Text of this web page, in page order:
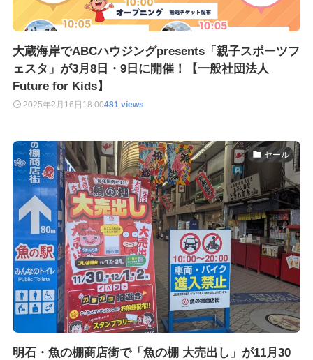
大蔵海岸でABCハウジングpresents「親子スポーツフ
ェスタ」が3月8日・9日に開催！【一般社団法人
Future for Kids】
2025年2月16日 18:00481 views
セール
明石・魚の棚商店街で「魚の棚 大売出し」が11月30